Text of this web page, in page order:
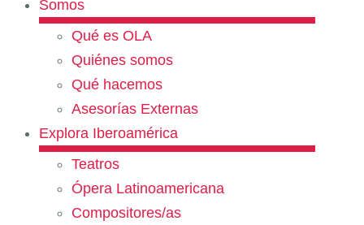
Somos
Qué es OLA
Quiénes somos
Qué hacemos
Asesorías Externas
Explora Iberoamérica
Teatros
Ópera Latinoamericana
Compositores/as